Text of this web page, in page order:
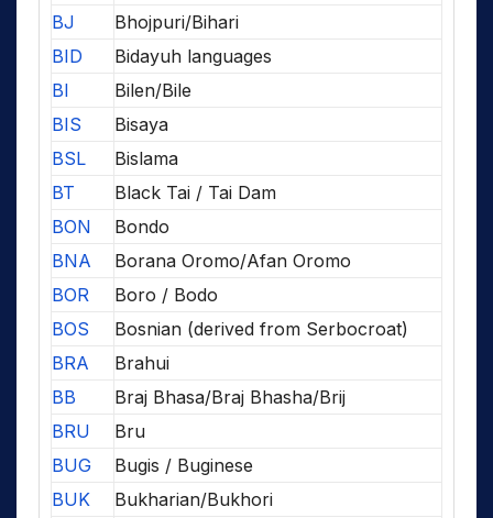
BJ
Bhojpuri/Bihari
BID
Bidayuh languages
BI
Bilen/Bile
BIS
Bisaya
BSL
Bislama
BT
Black Tai / Tai Dam
BON
Bondo
BNA
Borana Oromo/Afan Oromo
BOR
Boro / Bodo
BOS
Bosnian (derived from Serbocroat)
BRA
Brahui
BB
Braj Bhasa/Braj Bhasha/Brij
BRU
Bru
BUG
Bugis / Buginese
BUK
Bukharian/Bukhori